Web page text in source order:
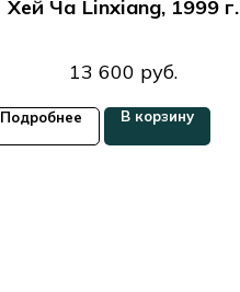
Хей Ча Linxiang, 1999 г.
13 600 руб.
Подробнее В корзину